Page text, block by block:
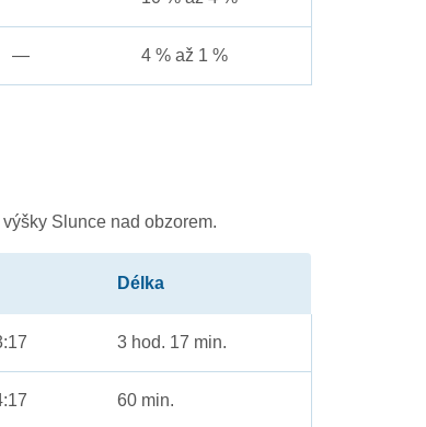
— 4 % až 1 %
Slunce nad obzorem.
Délka
3 hod. 17 min.
60 min.